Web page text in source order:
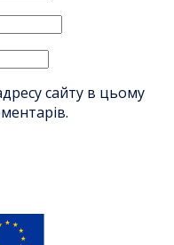
сайту в цьому